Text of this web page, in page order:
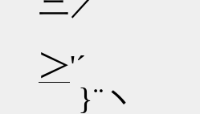
／
＞'´
￣ }¨ヽ